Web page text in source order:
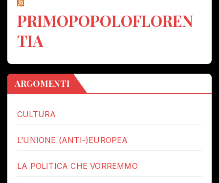
PRIMOPOPOLOFLOREN
TIA
ARGOMENTI
CULTURA
L’UNIONE (ANTI-)EUROPEA
LA POLITICA CHE VORREMMO